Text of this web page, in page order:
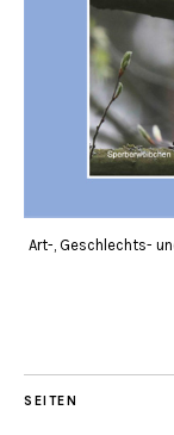
Art-, Geschlechts-
SEITEN